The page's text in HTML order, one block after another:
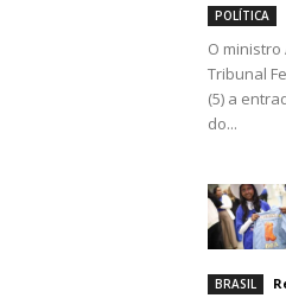
POLÍTICA
O
Tribunal
(5) a
do...
BRASIL